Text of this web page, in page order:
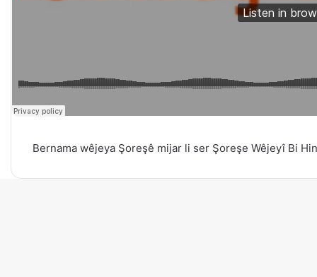
Bernama wêjeya Şoreşê mijar li ser Şoreşe Wêjeyî Bi